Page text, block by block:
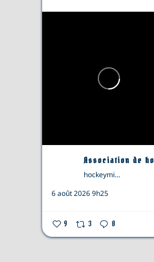
hockeymineursthyacinthe
6 août 2026 9h25
9 3 0